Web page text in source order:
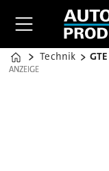
Home
Technik
ANZEIGE
ANZEIGE